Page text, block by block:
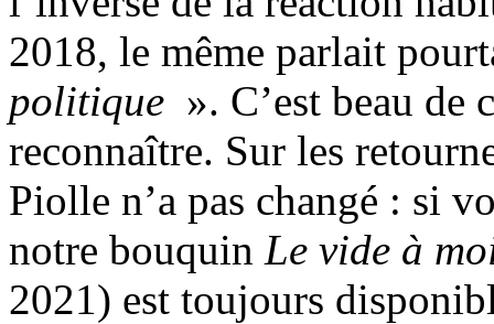
2018, le même parlait
politique ». C’est beau de
reconnaître. Sur les
Piolle n’a pas changé : si
notre bouquin Le vide à
2021) est toujours